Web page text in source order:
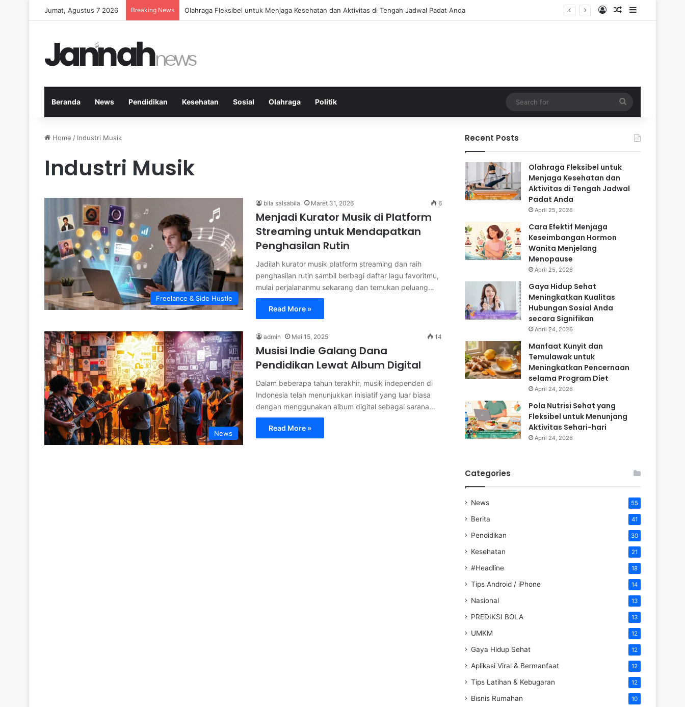
Jumat, Agustus 7 2026 Breaking News Cara Efektif Menjaga Keseimbangan Hormon Wanita Menjelang Menopause Log InRandom Article
Sidebar
Beranda News Pendidikan Kesehatan Sosial Olahraga Politik
for
Home / Industri Musik
Industri Musik
Freelance & Side Hustle
bila salsabila Maret 31, 2026 6
Menjadi Kurator Musik di Platform
Streaming untuk Mendapatkan
Penghasilan Rutin
Jadilah kurator musik platform streaming dan raih
penghasilan rutin sambil berbagi daftar lagu favoritmu,
mulai perjalananmu sekarang dan temukan peluang…
Read More »
News
admin Mei 15, 2025 14
Musisi Indie Galang Dana
Pendidikan Lewat Album Digital
Dalam beberapa tahun terakhir, musik independen di
Indonesia telah menunjukkan inisiatif yang luar biasa
dengan menggunakan album digital sebagai sarana…
Read More »
Recent Posts
Olahraga Fleksibel untuk
Menjaga Kesehatan dan
Aktivitas di Tengah Jadwal
Padat Anda
April 25, 2026
Cara Efektif Menjaga
Keseimbangan Hormon
Wanita Menjelang
Menopause
April 25, 2026
Gaya Hidup Sehat
Meningkatkan Kualitas
Hubungan Sosial Anda
secara Signifikan
April 24, 2026
Manfaat Kunyit dan
Temulawak untuk
Meningkatkan Pencernaan
selama Program Diet
April 24, 2026
Pola Nutrisi Sehat yang
Fleksibel untuk Menunjang
Aktivitas Sehari-hari
April 24, 2026
Categories
News 55
Berita 41
Pendidikan 30
Kesehatan 21
#Headline 18
Tips Android / iPhone 14
Nasional 13
PREDIKSI BOLA 13
UMKM 12
Gaya Hidup Sehat 12
Aplikasi Viral & Bermanfaat 12
Tips Latihan & Kebugaran 12
Bisnis Rumahan 10